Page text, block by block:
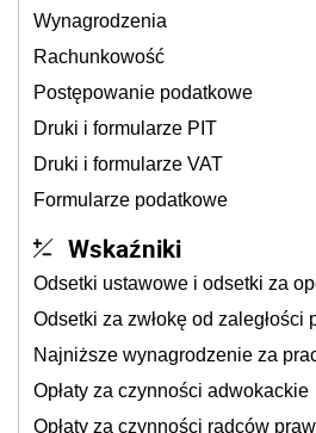
Wynagrodzenia
Rachunkowość
Postępowanie podatkowe
Druki i formularze PIT
Druki i formularze VAT
Formularze podatkowe
Wskaźniki
Odsetki ustawowe i odsetki za
Odsetki za zwłokę od zaległości
Najniższe wynagrodzenie za
Opłaty za czynności adwokackie
Opłaty za czynności radców